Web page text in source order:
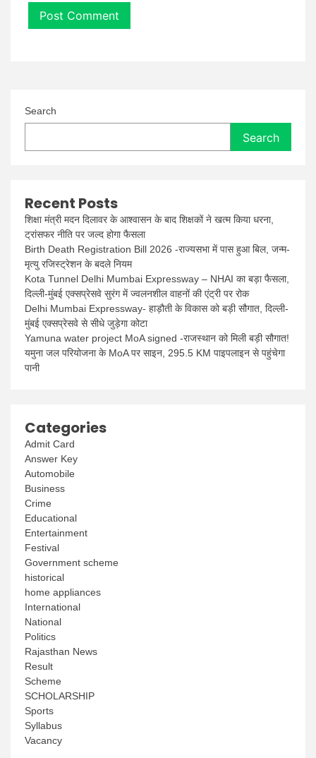
Search
Search
Recent Posts
शिक्षा मंत्री मदन दिलावर के आश्वासन के बाद शिक्षकों ने खत्म किया धरना,
ट्रांसफर नीति पर जल्द होगा फैसला
Birth Death Registration Bill 2026 -राज्यसभा में पास हुआ बिल, जन्म-
मृत्यु रजिस्ट्रेशन के बदले नियम
Kota Tunnel Delhi Mumbai Expressway – NHAI का बड़ा फैसला,
दिल्ली-मुंबई एक्सप्रेसवे सुरंग में ज्वलनशील वाहनों की एंट्री पर रोक
Delhi Mumbai Expressway- हाड़ौती के विकास को बड़ी सौगात, दिल्ली-
मुंबई एक्सप्रेसवे से सीधे जुड़ेगा कोटा
Yamuna water project MoA signed -राजस्थान को मिली बड़ी सौगात!
यमुना जल परियोजना के MoA पर साइन, 295.5 KM पाइपलाइन से पहुंचेगा
पानी
Categories
Admit Card
Answer Key
Automobile
Business
Crime
Educational
Entertainment
Festival
Government scheme
historical
home appliances
International
National
Politics
Rajasthan News
Result
Scheme
SCHOLARSHIP
Sports
Syllabus
Vacancy